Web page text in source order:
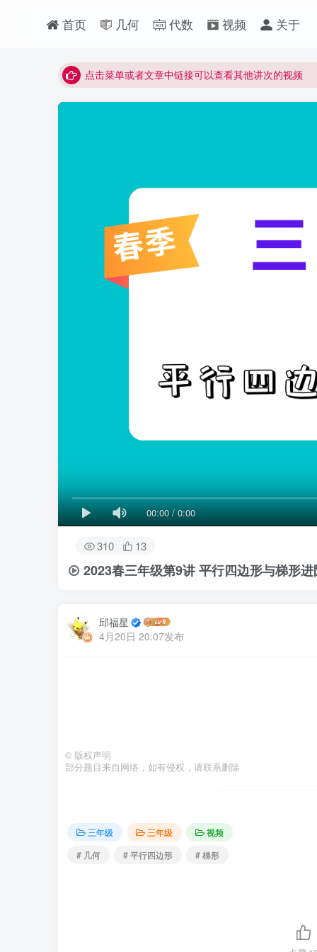
首页 几何 代数 视频 关于
最近网站被攻击导致速度非常慢，目前已恢复正常
点击菜单或者文章中链接可以查看其他讲次的视频
最近网站被攻击导致速度非常慢，目前已恢复正常
00:00/0:00
310 13
2023春三年级第9讲 平行四边形与梯形进
邱福星
4月20日 20:07发布
© 版权声明
部分题目来自网络，如有侵权，请联系删除
三年级 三年级
视频
# 几何
# 平行四边形 # 梯形